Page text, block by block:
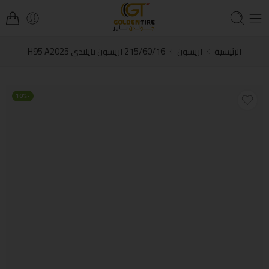
الرئيسية اريسون 215/60/16 اريسون تايلندي H95 A2025
-10%